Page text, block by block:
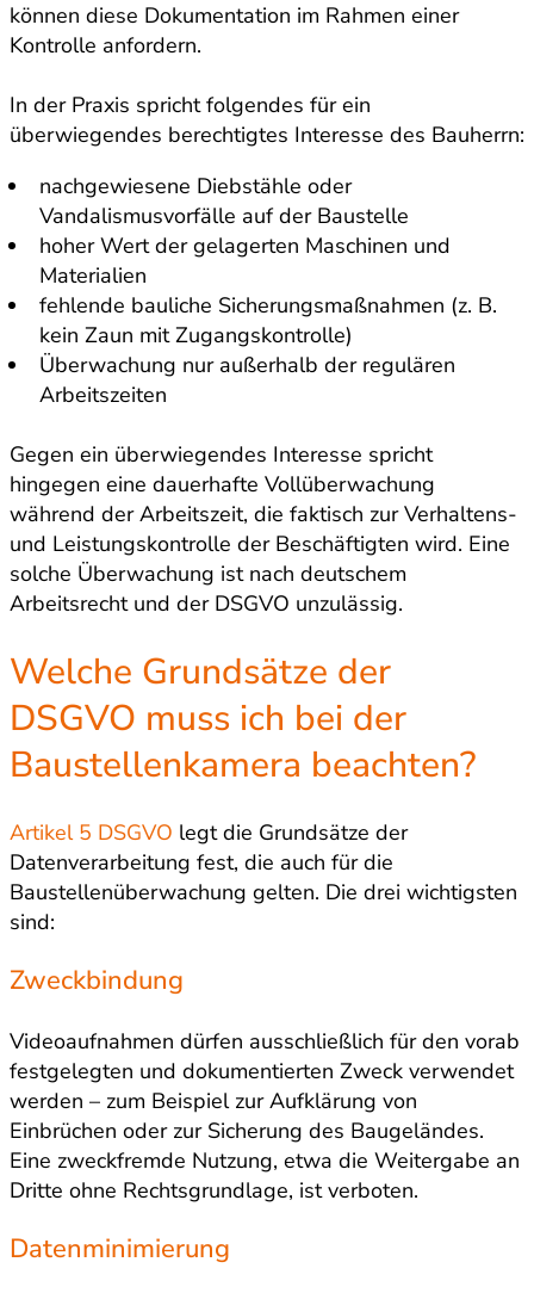
können diese Dokumentation im Rahmen einer
Kontrolle anfordern.
In der Praxis spricht folgendes für ein
überwiegendes berechtigtes Interesse des Bauherrn:
nachgewiesene Diebstähle oder
Vandalismusvorfälle auf der Baustelle
hoher Wert der gelagerten Maschinen und
Materialien
fehlende bauliche Sicherungsmaßnahmen (z. B.
kein Zaun mit Zugangskontrolle)
Überwachung nur außerhalb der regulären
Arbeitszeiten
Gegen ein überwiegendes Interesse spricht
hingegen eine dauerhafte Vollüberwachung
während der Arbeitszeit, die faktisch zur Verhaltens-
und Leistungskontrolle der Beschäftigten wird. Eine
solche Überwachung ist nach deutschem
Arbeitsrecht und der DSGVO unzulässig.
Welche Grundsätze der
DSGVO muss ich bei der
Baustellenkamera beachten?
Artikel 5 DSGVO legt die Grundsätze der
Datenverarbeitung fest, die auch für die
Baustellenüberwachung gelten. Die drei wichtigsten
sind:
Zweckbindung
Videoaufnahmen dürfen ausschließlich für den vorab
festgelegten und dokumentierten Zweck verwendet
werden – zum Beispiel zur Aufklärung von
Einbrüchen oder zur Sicherung des Baugeländes.
Eine zweckfremde Nutzung, etwa die Weitergabe an
Dritte ohne Rechtsgrundlage, ist verboten.
Datenminimierung